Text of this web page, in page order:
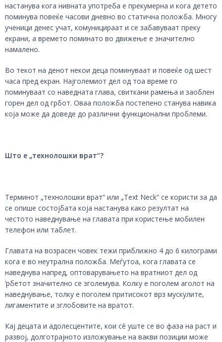
настанува кога нивната употреба е прекумерна и кога детето
поминува повеќе часови дневно во статична положба. Многу
ученици денес учат, комуницираат и се забавуваат преку
екрани, а времето поминато во движење е значително
намалено.
Во текот на денот некои деца поминуваат и повеќе од шест
часа пред екран. Најголемиот дел од тоа време го
поминуваат со наведната глава, свиткани рамења и заоблен
горен дел од грбот. Оваа положба постепено станува навика
која може да доведе до различни функционални проблеми.
Што е „технолошки врат“?
Терминот „технолошки врат“ или „Text Neck“ се користи за да
се опише состојбата која настанува како резултат на
честото наведнување на главата при користење мобилен
телефон или таблет.
Главата на возрасен човек тежи приближно 4 до 6 килограми
кога е во неутрална положба. Меѓутоа, кога главата се
наведнува напред, оптоварувањето на вратниот дел од
’рбетот значително се зголемува. Колку е поголем аголот на
наведнување, толку е поголем притисокот врз мускулите,
лигаментите и зглобовите на вратот.
Кај децата и адолесцентите, кои сè уште се во фаза на раст и
развој, долготрајното изложување на вакви позиции може